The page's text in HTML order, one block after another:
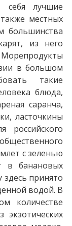
себя лучшие
местных
большинства
из него
Морепродукты
в большом
такие
блюда,
саранча,
ласточкины
российского
с зеленью
в банановых
принято
водой. В
количестве
экзотических